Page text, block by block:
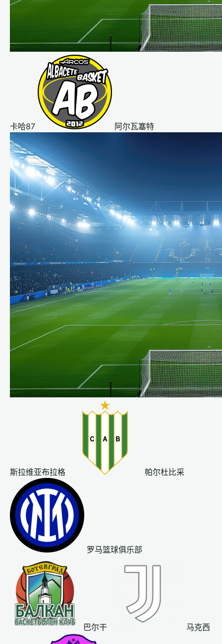
卡哈87 阿尔瓦塞特
斯拉维亚布拉格 帕尔杜比采
罗马篮球俱乐部
巴尔干 马克西